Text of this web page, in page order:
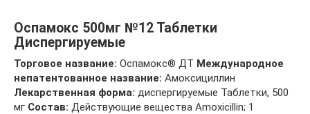
Оспамокс 500мг №12 Таблетки
Диспергируемые
Торговое название: Оспамокс® ДТ Международное
непатентованное название: Амоксициллин
Лекарственная форма: диспергируемые Таблетки, 500
мг Состав: Действующие вещества Amoxicillin; 1